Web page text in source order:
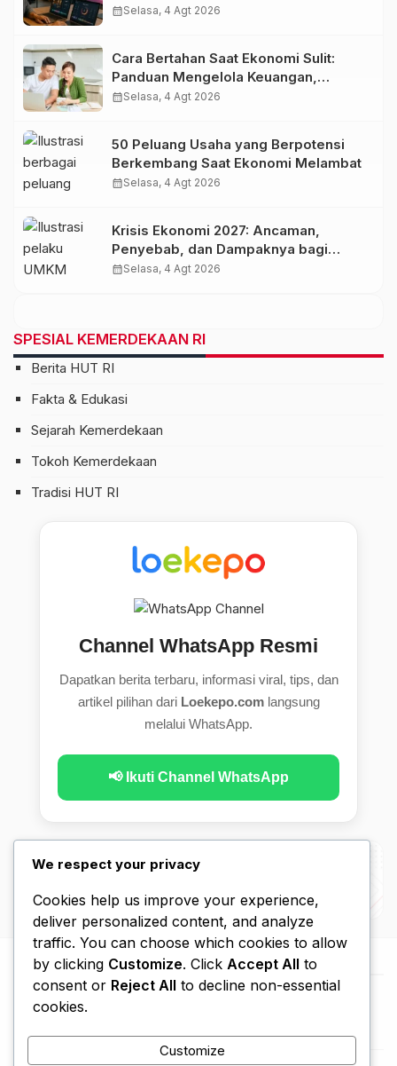
Bertahan dan Tumbuh di Era Digital
calendar_monthSelasa, 4 Agt 2026
Cara Bertahan Saat Ekonomi Sulit:
Panduan Mengelola Keuangan,
Investasi, dan Menambah Penghasilan
calendar_monthSelasa, 4 Agt 2026
50 Peluang Usaha yang Berpotensi
Berkembang Saat Ekonomi Melambat
calendar_monthSelasa, 4 Agt 2026
Krisis Ekonomi 2027: Ancaman,
Penyebab, dan Dampaknya bagi
Indonesia
calendar_monthSelasa, 4 Agt 2026
SPESIAL KEMERDEKAAN RI
Berita HUT RI
Fakta & Edukasi
Sejarah Kemerdekaan
Tokoh Kemerdekaan
Tradisi HUT RI
Channel WhatsApp Resmi
Dapatkan berita terbaru, informasi viral, tips, dan
artikel pilihan dari Loekepo.comlangsung
melalui WhatsApp.
📢 Ikuti Channel WhatsApp
Beranda Tentang Kami
We respect your privacy
Cookies help us improve your experience,
deliver personalized content, and analyze
traffic. You can choose which cookies to allow
by clicking Customize. Click Accept All to
consent or Reject All to decline non-essential
cookies.
Customize